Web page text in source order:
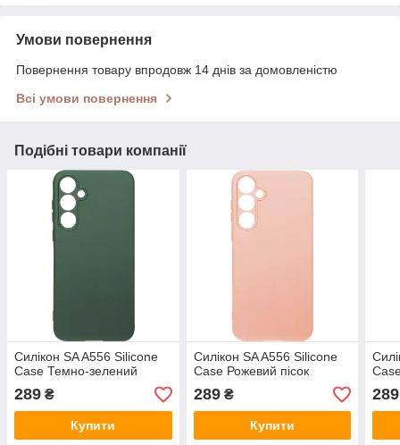
Умови повернення
Повернення товару впродовж 14 днів за домовленістю
Всі умови повернення
Подібні товари компанії
Силікон SA A556 Silicone
Case Темно-зелений
289 ₴
Купити
Силікон SA A556 Silicone
Case Рожевий пісок
289₴
Купити
289